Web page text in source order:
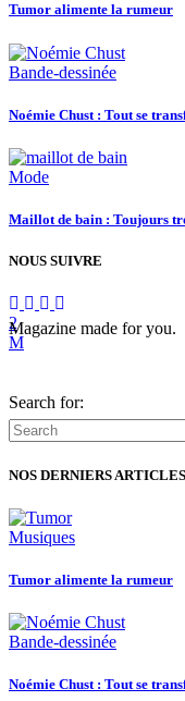
Tumor alimente la rumeur
Bande-dessinée
Noémie Chust : Tout se
Mode
Maillot de bain : Toujours
NOUS SUIVRE
Magazine made for you.
Search for:
NOS DERNIERS ARTICLES
Musiques
Tumor alimente la rumeur
Bande-dessinée
Noémie Chust : Tout se